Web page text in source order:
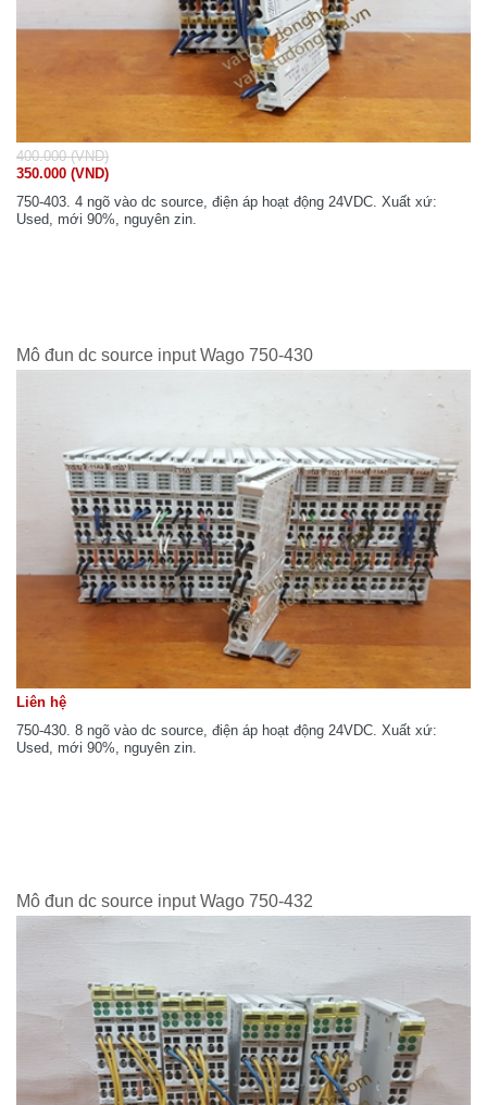
400.000 (VND)
350.000 (VND)
750-403. 4 ngõ vào dc source, điện áp hoạt động 24VDC. Xuất xứ:
Used, mới 90%, nguyên zin.
Mô đun dc source input Wago 750-430
Liên hệ
750-430. 8 ngõ vào dc source, điện áp hoạt động 24VDC. Xuất xứ:
Used, mới 90%, nguyên zin.
Mô đun dc source input Wago 750-432